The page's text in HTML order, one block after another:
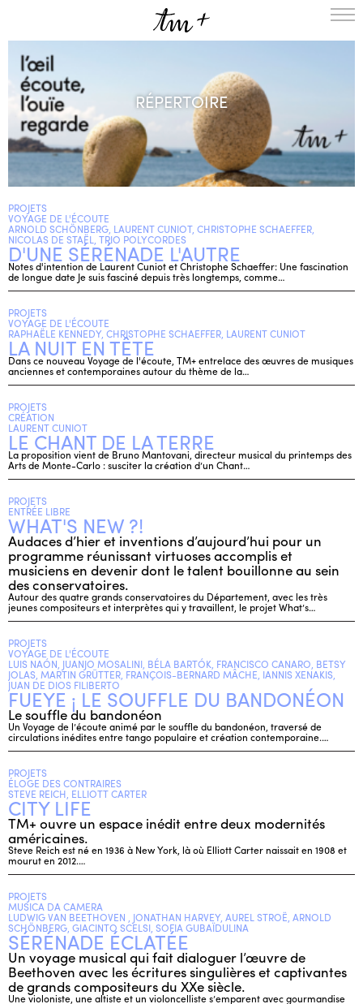
A LA UNE
PROJETS
MÉDIATION
NOUS SOUTENIR
NEWSLETTER
CONTACTS
AGENDA
RÉPERTOIRE
PROJETS
VOYAGE DE L'ÉCOUTE
ARNOLD SCHÖNBERG, LAURENT CUNIOT, CHRISTOPHE SCHAEFFER,
NICOLAS DE STAËL, TRIO POLYCORDES
D'UNE SÉRÉNADE L'AUTRE
Notes d'intention de Laurent Cuniot et Christophe Schaeffer: Une fascination
de longue date Je suis fasciné depuis très longtemps, comme…
PROJETS
VOYAGE DE L'ÉCOUTE
RAPHAËLE KENNEDY, CHRISTOPHE SCHAEFFER, LAURENT CUNIOT
LA NUIT EN TÊTE
Dans ce nouveau Voyage de l'écoute, TM+ entrelace des œuvres de musiques
anciennes et contemporaines autour du thème de la…
PROJETS
CRÉATION
LAURENT CUNIOT
LE CHANT DE LA TERRE
La proposition vient de Bruno Mantovani, directeur musical du printemps des
Arts de Monte-Carlo : susciter la création d’un Chant…
PROJETS
ENTRÉE LIBRE
WHAT'S NEW ?!
Audaces d’hier et inventions d’aujourd’hui pour un
programme réunissant virtuoses accomplis et
musiciens en devenir dont le talent bouillonne au sein
des conservatoires.
Autour des quatre grands conservatoires du Département, avec les très
jeunes compositeurs et interprètes qui y travaillent, le projet What’s…
PROJETS
VOYAGE DE L'ÉCOUTE
LUIS NAÓN, JUANJO MOSALINI, BÉLA BARTÓK, FRANCISCO CANARO, BETSY
JOLAS, MARTIN GRÜTTER, FRANÇOIS-BERNARD MÂCHE, IANNIS XENAKIS,
JUAN DE DIOS FILIBERTO
FUEYE ¡ LE SOUFFLE DU BANDONÉON
Le souffle du bandonéon
Un Voyage de l’écoute animé par le souffle du bandonéon, traversé de
circulations inédites entre tango populaire et création contemporaine.…
PROJETS
ÉLOGE DES CONTRAIRES
STEVE REICH, ELLIOTT CARTER
CITY LIFE
TM+ ouvre un espace inédit entre deux modernités
américaines.
Steve Reich est né en 1936 à New York, là où Elliott Carter naissait en 1908 et
mourut en 2012.…
PROJETS
MUSICA DA CAMERA
LUDWIG VAN BEETHOVEN , JONATHAN HARVEY, AUREL STROË, ARNOLD
SCHÖNBERG, GIACINTO SCELSI, SOFIA GUBAÏDULINA
SÉRÉNADE ÉCLATÉE
Un voyage musical qui fait dialoguer l’œuvre de
Beethoven avec les écritures singulières et captivantes
de grands compositeurs du XXe siècle.
Une violoniste, une altiste et un violoncelliste s’emparent avec gourmandise